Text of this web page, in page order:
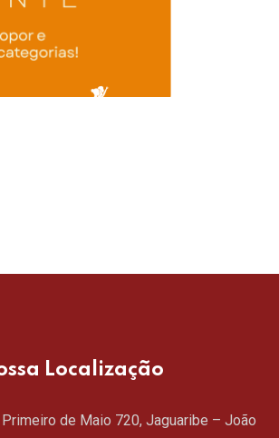
Localização
Primeiro de Maio 720, Jaguaribe – João